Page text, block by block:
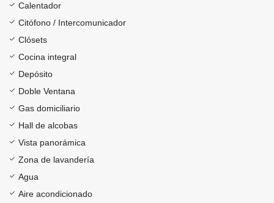
Calentador
Citófono / Intercomunicador
Clósets
Cocina integral
Depósito
Doble Ventana
Gas domiciliario
Hall de alcobas
Vista panorámica
Zona de lavandería
Agua
Aire acondicionado